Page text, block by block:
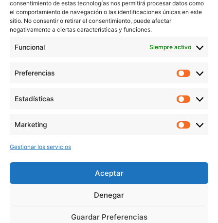
consentimiento de estas tecnologías nos permitirá procesar datos como
el comportamiento de navegación o las identificaciones únicas en este
sitio. No consentir o retirar el consentimiento, puede afectar
negativamente a ciertas características y funciones.
Funcional Siempre activo
Preferencias
Estadísticas
Marketing
Gestionar los servicios
Aceptar
Denegar
Guardar Preferencias
Contacto
Aviso Legal
Política de cookies
veronicaruiz.es
está bajo
NoComercial 4.0 Internacional
MÁS NOVEDADES EN MIS REDES